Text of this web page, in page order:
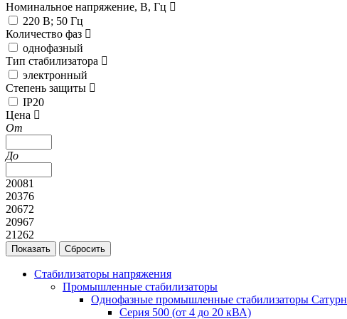
Номинальное напряжение, В, Гц
220 В; 50 Гц
Количество фаз
однофазный
Тип стабилизатора
электронный
Степень защиты
IP20
Цена
От
До
20081
20376
20672
20967
21262
Стабилизаторы напряжения
Промышленные стабилизаторы
Однофазные промышленные стабилизаторы Сатурн
Серия 500 (от 4 до 20 кВА)